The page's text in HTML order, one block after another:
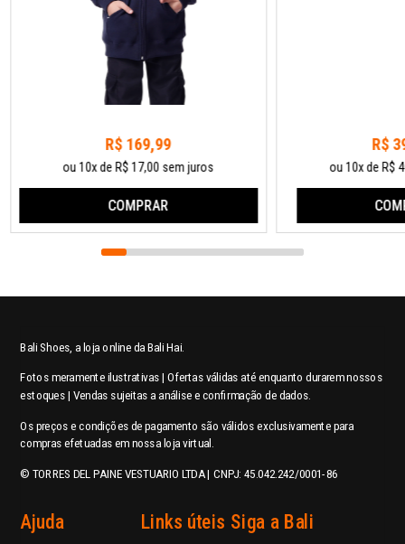
R$ 169,99
ou 10x de R$ 17,00 sem juros
COMPRAR
R$
ou 10x de R$
Bali Shoes, a loja online da Bali Hai.
Fotos meramente ilustrativas | Ofertas válidas até enquanto durarem nossos
estoques | Vendas sujeitas a análise e confirmação de dados.
Os preços e condições de pagamento são válidos exclusivamente para
compras efetuadas em nossa loja virtual.
© TORRES DEL PAINE VESTUARIO LTDA | CNPJ: 45.042.242/0001-86
Ajuda Links úteis Siga a Bali